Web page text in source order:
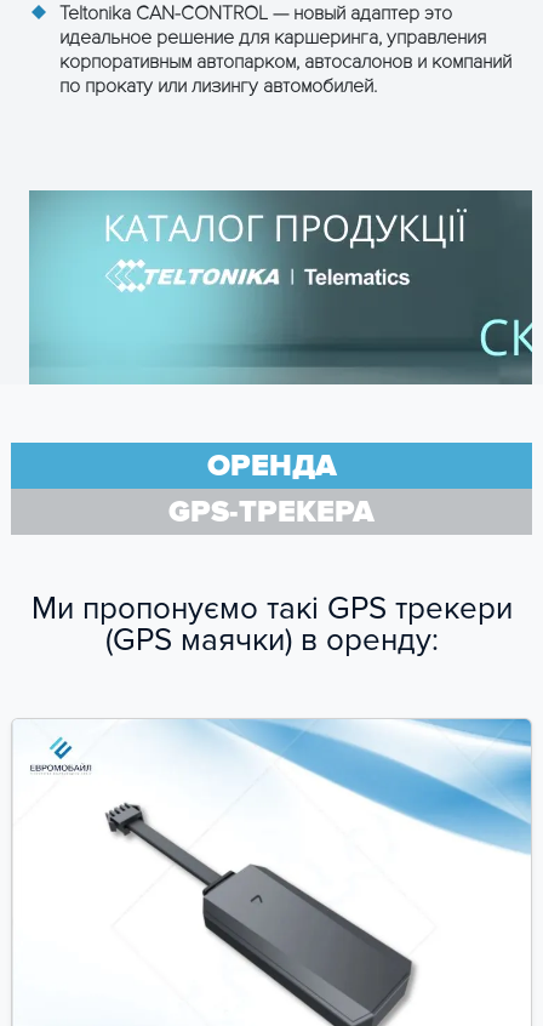
Teltonika CAN-CONTROL — новый адаптер это
идеальное решение для каршеринга, управления
корпоративным автопарком, автосалонов и компаний
по прокату или лизингу автомобилей.
ОРЕНДА
GPS-ТРЕКЕРА
Ми пропонуємо такі GPS трекери
(GPS маячки) в оренду: